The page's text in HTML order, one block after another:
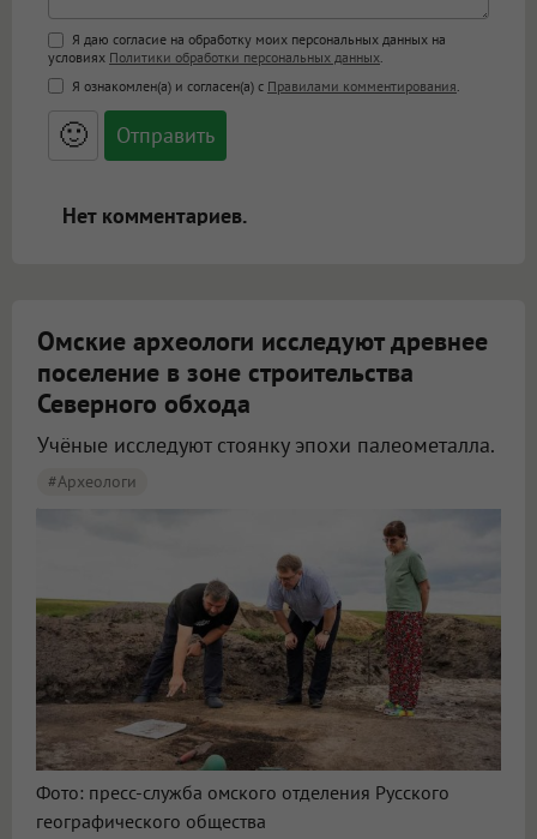
Поддержка HTML
<b>, <strong>, <u>, <i>, <em>, <s>, <big>,
<small>, <sup>, <sub>, <pre>, <ul>, <ol>, <li>,
<blockquote>, <code> экранирует HTML,
адреса URL автоматически становятся
ссылками, и [img]адрес[/img] будет
Я даю согласие на обработку моих персональных данных на
условиях Политики обработки персональных данных
Я ознакомлен(а) и согласен(а) с Правилами комментирования
🙂
Нет комментариев.
Омские археологи исследуют древнее
поселение в зоне строительства
Северного обхода
Учёные исследуют стоянку эпохи палеометалла.
#археологи
Фото: пресс-служба омского отделения Русского
географического общества